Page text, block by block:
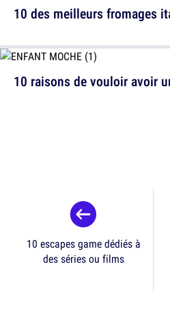
10 raisons de vouloir avoir
10 des meilleurs fromages
10 escapes game dédiés à
des séries ou films